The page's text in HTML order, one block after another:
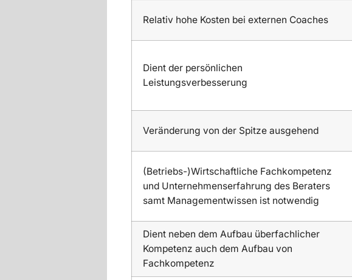
Relativ hohe Kosten bei externen Coaches
Dient der persönlichen
Leistungsverbesserung
Veränderung von der Spitze ausgehend
(Betriebs-)Wirtschaftliche Fachkompetenz
und Unternehmenserfahrung des Beraters
samt Managementwissen ist notwendig
Dient neben dem Aufbau überfachlicher
Kompetenz auch dem Aufbau von
Fachkompetenz